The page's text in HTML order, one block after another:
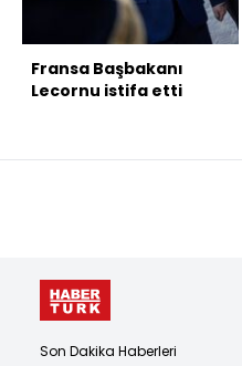
Fransa Başbakanı
Lecornu istifa etti
Son Dakika Haberleri